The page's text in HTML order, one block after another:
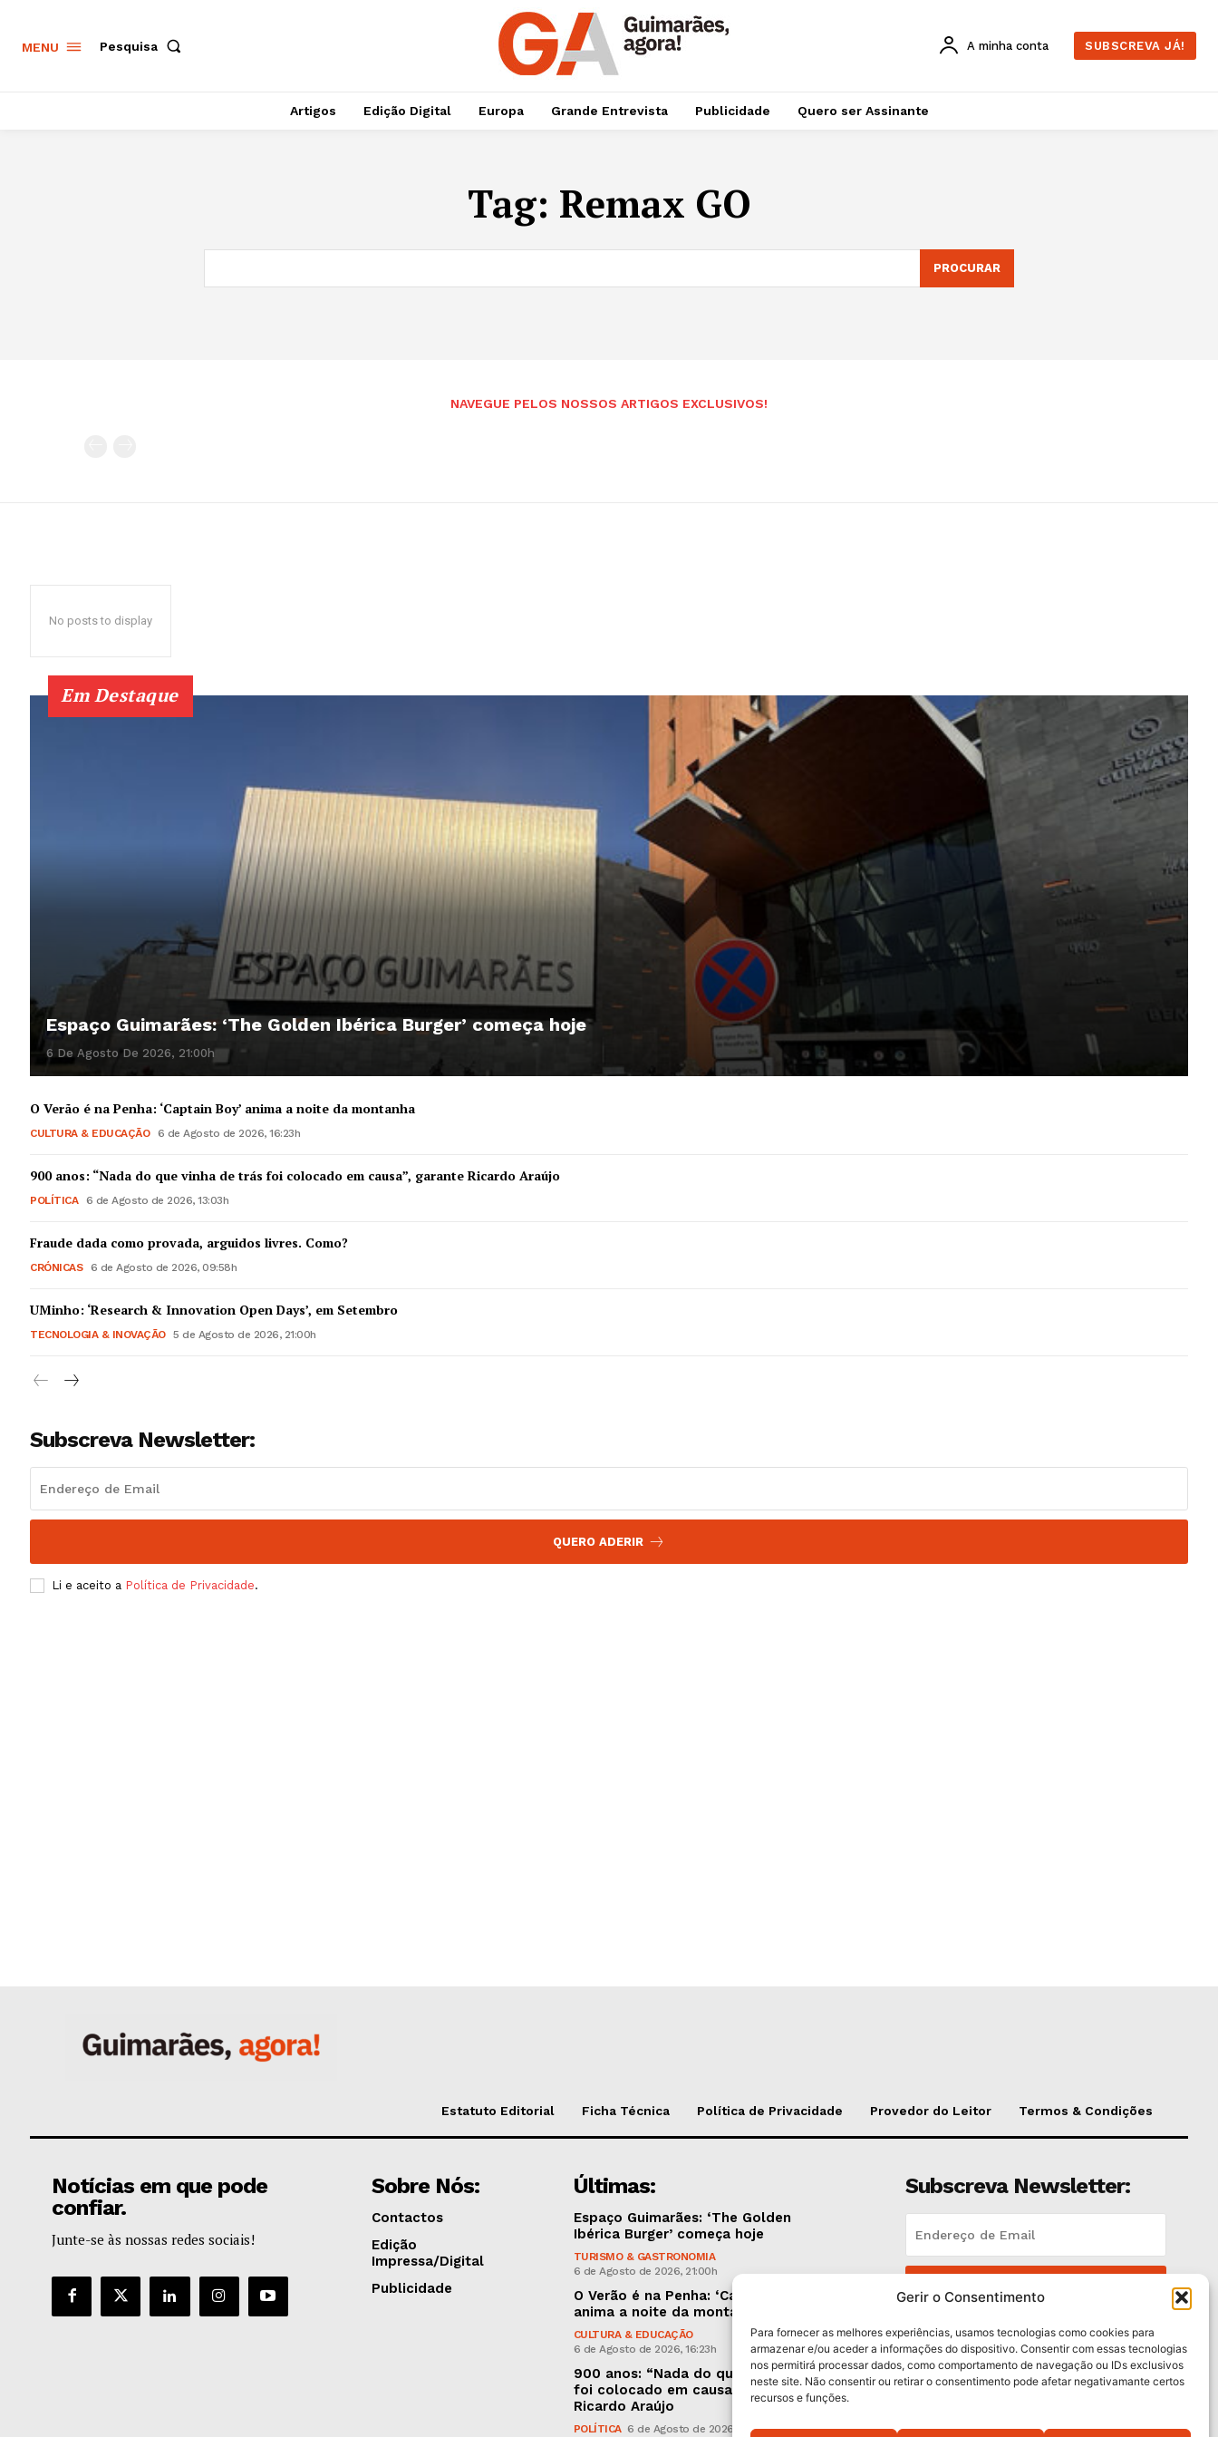
Guimarães, agora!
Gerir o Consentimento
Para fornecer as melhores experiências, usamos tecnologias como cookies para
armazenar e/ou aceder a informações do dispositivo. Consentir com essas tecnologias
nos permitirá processar dados, como comportamento de navegação ou IDs exclusivos
neste site. Não consentir ou retirar o consentimento pode afetar negativamante certos
recursos e funções.
MENU Pesquisa A minha conta SUBSCREVA JÁ!
Artigos Edição Digital Europa Grande Entrevista Publicidade Quero ser Assinante
Tag: Remax GO
PROCURAR
NAVEGUE PELOS NOSSOS ARTIGOS EXCLUSIVOS!
No posts to display
Em Destaque
Espaço Guimarães: ‘The Golden Ibérica Burger’ começa hoje
6 De Agosto De 2026, 21:00h
O Verão é na Penha: ‘Captain Boy’ anima a noite da montanha
CULTURA & EDUCAÇÃO 6 de Agosto de 2026, 16:23h
900 anos: “Nada do que vinha de trás foi colocado em causa”, garante Ricardo Araújo
POLÍTICA 6 de Agosto de 2026, 13:03h
Fraude dada como provada, arguidos livres. Como?
CRÓNICAS 6 de Agosto de 2026, 09:58h
UMinho: ‘Research & Innovation Open Days’, em Setembro
TECNOLOGIA & INOVAÇÃO 5 de Agosto de 2026, 21:00h
Subscreva Newsletter:
QUERO ADERIR
Li e aceito a Política de Privacidade.
Estatuto Editorial Ficha Técnica Política de Privacidade Provedor do Leitor Termos & Condições
Notícias em que pode
confiar.
Junte-se às nossas redes sociais!
Sobre Nós:
Contactos
Edição
Impressa/Digital
Publicidade
Últimas:
Espaço Guimarães: ‘The Golden
Ibérica Burger’ começa hoje
TURISMO & GASTRONOMIA
6 de Agosto de 2026, 21:00h
O Verão é na Penha: ‘Captain Boy’
anima a noite da montanha
CULTURA & EDUCAÇÃO
6 de Agosto de 2026, 16:23h
900 anos: “Nada do que vinha de trás
foi colocado em causa”, garante
Ricardo Araújo
POLÍTICA 6 de Agosto de 2026, 13:03h
Subscreva Newsletter:
Li e aceito aPolítica de Privacidade .